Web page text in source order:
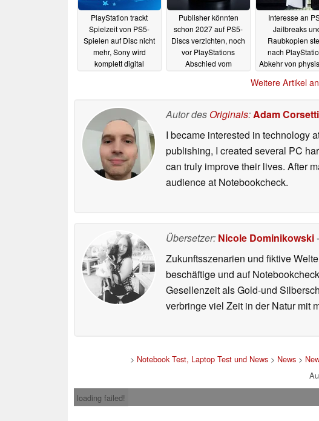
PlayStation trackt
Spielzeit von PS5-
Spielen auf Disc nicht
mehr, Sony wird
komplett digital
Publisher könnten
schon 2027 auf PS5-
Discs verzichten, noch
vor PlayStations
Abschied vom
Interesse an
Jailbreaks
Raubkopien
nach
Abkehr von
Weitere Artikel
Autor des Originals:Adam Corsetti
I became interested in technology
publishing, I created several PC
can truly improve their lives. After
audience at Notebookcheck.
Übersetzer: Nicole Dominikowski
Zukunftsszenarien und fiktive
beschäftige und auf
Gesellenzeit als Gold-und
verbringe viel Zeit in der Natur mit
> Notebook Test, Laptop Test und News> News>
loading failed!